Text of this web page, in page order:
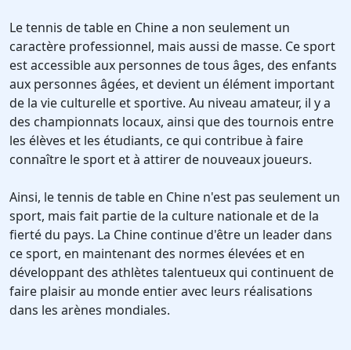
Le tennis de table en Chine a non seulement un
caractère professionnel, mais aussi de masse. Ce sport
est accessible aux personnes de tous âges, des enfants
aux personnes âgées, et devient un élément important
de la vie culturelle et sportive. Au niveau amateur, il y a
des championnats locaux, ainsi que des tournois entre
les élèves et les étudiants, ce qui contribue à faire
connaître le sport et à attirer de nouveaux joueurs.
Ainsi, le tennis de table en Chine n'est pas seulement un
sport, mais fait partie de la culture nationale et de la
fierté du pays. La Chine continue d'être un leader dans
ce sport, en maintenant des normes élevées et en
développant des athlètes talentueux qui continuent de
faire plaisir au monde entier avec leurs réalisations
dans les arènes mondiales.